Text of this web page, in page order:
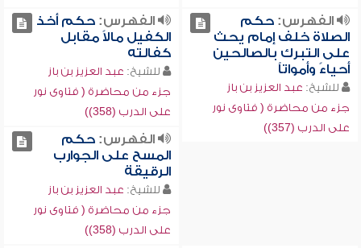
الفهرس:حكم
الصلاة خلف إمام يحث
على التبرك بالصالحين
أحياءً وأمواتاً
للشيخ: عبد العزيز بن باز
جزء من محاضرة ( فتاوى نور
على الدرب (357))
الفهرس:حكم أخذ
الكفيل مالاً مقابل
كفالته
للشيخ: عبد العزيز بن باز
جزء من محاضرة ( فتاوى نور
على الدرب (358))
الفهرس:حكم
المسح على الجوارب
الرقيقة
للشيخ: عبد العزيز بن باز
جزء من محاضرة ( فتاوى نور
على الدرب (358))